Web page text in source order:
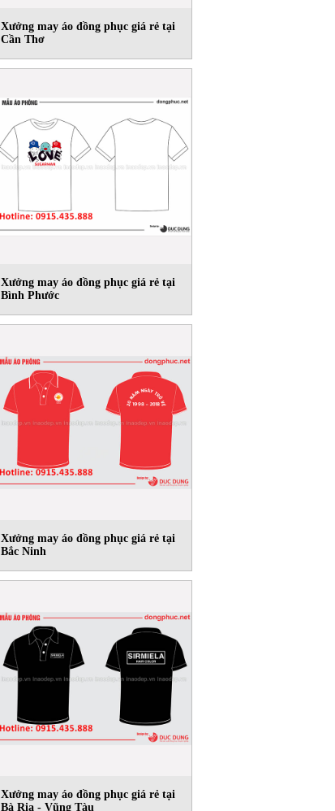
Xưởng may áo đồng phục giá rẻ tại
Cần Thơ
Xưởng may áo đồng phục giá rẻ tại
Bình Phước
Xưởng may áo đồng phục giá rẻ tại
Bắc Ninh
Xưởng may áo đồng phục giá rẻ tại
Bà Rịa - Vũng Tàu